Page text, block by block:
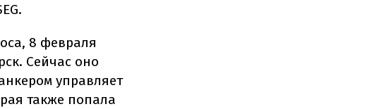
8 февраля
Сейчас оно
управляет
также попала